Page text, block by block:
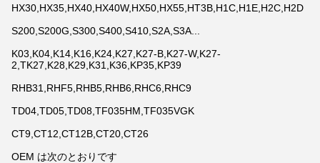
HX30,HX35,HX40,HX40W,HX50,HX55,HT3B,H1C,H1E,H2C,H2D
S200,S200G,S300,S400,S410,S2A,S3A...
K03,K04,K14,K16,K24,K27,K27-B,K27-W,K27-
2,TK27,K28,K29,K31,K36,KP35,KP39
RHB31,RHF5,RHB5,RHB6,RHC6,RHC9
TD04,TD05,TD08,TF035HM,TF035VGK
CT9,CT12,CT12B,CT20,CT26
OEM は次のとおりです